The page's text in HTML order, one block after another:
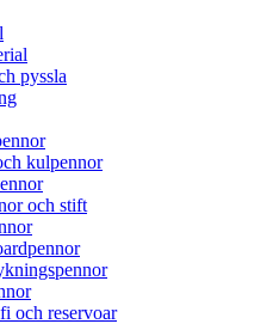
pyssla
kulpennor
och stift
och reservoar